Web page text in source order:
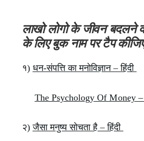
लाखो लोगो के जीवन बदलने
के लिए बुक नाम पर टैप
१) धन-संपत्ति का मनोविज्ञान – हिंदी
The Psychology Of Money
२)जैसा मनुष्य सोचता है – हिंदी